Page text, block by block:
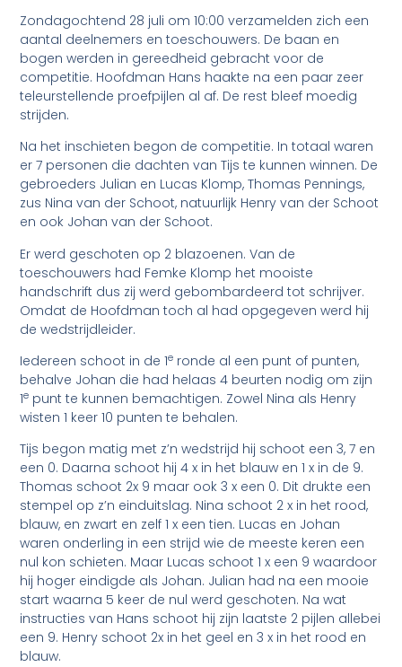
Zondagochtend 28 juli om 10:00 verzamelden zich een
aantal deelnemers en toeschouwers. De baan en
bogen werden in gereedheid gebracht voor de
competitie. Hoofdman Hans haakte na een paar zeer
teleurstellende proefpijlen al af. De rest bleef moedig
strijden.
Na het inschieten begon de competitie. In totaal waren
er 7 personen die dachten van Tijs te kunnen winnen. De
gebroeders Julian en Lucas Klomp, Thomas Pennings,
zus Nina van der Schoot, natuurlijk Henry van der Schoot
en ook Johan van der Schoot.
Er werd geschoten op 2 blazoenen. Van de
toeschouwers had Femke Klomp het mooiste
handschrift dus zij werd gebombardeerd tot schrijver.
Omdat de Hoofdman toch al had opgegeven werd hij
de wedstrijdleider.
Iedereen schoot in de 1e ronde al een punt of punten,
behalve Johan die had helaas 4 beurten nodig om zijn
1e punt te kunnen bemachtigen. Zowel Nina als Henry
wisten 1 keer 10 punten te behalen.
Tijs begon matig met z’n wedstrijd hij schoot een 3, 7 en
een 0. Daarna schoot hij 4 x in het blauw en 1 x in de 9.
Thomas schoot 2x 9 maar ook 3 x een 0. Dit drukte een
stempel op z’n einduitslag. Nina schoot 2 x in het rood,
blauw, en zwart en zelf 1 x een tien. Lucas en Johan
waren onderling in een strijd wie de meeste keren een
nul kon schieten. Maar Lucas schoot 1 x een 9 waardoor
hij hoger eindigde als Johan. Julian had na een mooie
start waarna 5 keer de nul werd geschoten. Na wat
instructies van Hans schoot hij zijn laatste 2 pijlen allebei
een 9. Henry schoot 2x in het geel en 3 x in het rood en
blauw.